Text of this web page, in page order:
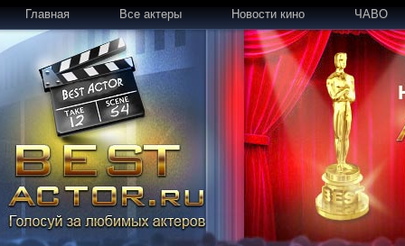
Главная Все актеры Новости кино ЧАВО